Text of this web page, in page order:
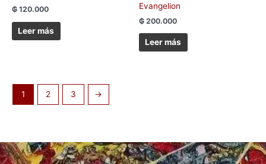
₲ 120.000
Leer más
Evangelion
₲ 200.000
Leer más
1 2 3 →